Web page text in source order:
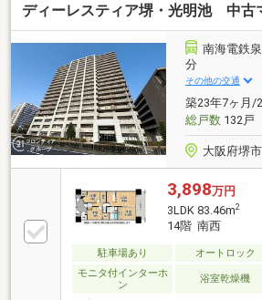
６５０ｍ）・ローソン堺百舌鳥店
０ｍ）・堺赤畑郵便局 徒歩約５
Ｒ阪和線 百舌鳥駅 徒歩約５分（
野線 三国ヶ丘駅 徒歩約８分（約
線 三国ヶ丘駅 徒歩約８分（約６
当りも 毎日のお買い物も 家族に
ディーレスティア堺・光明池 中古
南海電鉄
分
その他の交通
築23年7ヶ月/
総戸数132戸
大阪府堺
3,898万円
3LDK 83.46m2
14階 南西
駐車場あり オートロック
モニタ付インターホ
ン
浴室乾燥機